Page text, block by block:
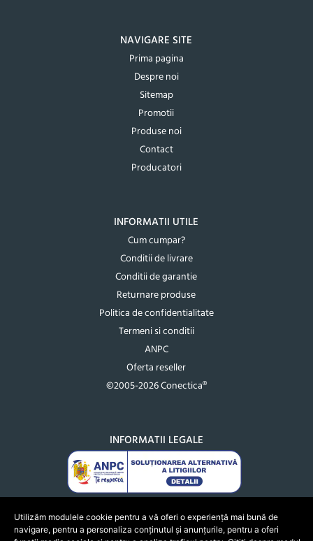
NAVIGARE SITE
Prima pagina
Despre noi
Sitemap
Promotii
Produse noi
Contact
Producatori
INFORMATII UTILE
Cum cumpar?
Conditii de livrare
Conditii de garantie
Returnare produse
Politica de confidentialitate
Termeni si conditii
ANPC
Oferta reseller
©2005-2026 Conectica®
INFORMATII LEGALE
Utilizăm modulele cookie pentru a vă oferi o experiență mai bună de
navigare, pentru a personaliza conținutul și anunțurile, pentru a oferi